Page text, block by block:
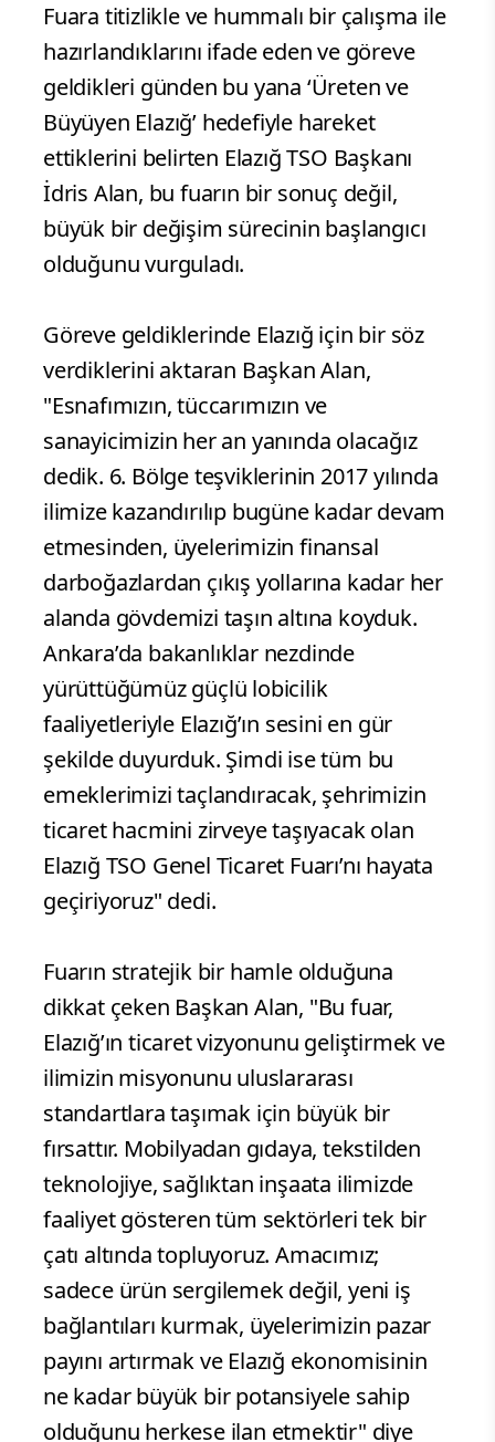
Fuara titizlikle ve hummalı bir çalışma ile
hazırlandıklarını ifade eden ve göreve
geldikleri günden bu yana ‘Üreten ve
Büyüyen Elazığ’ hedefiyle hareket
ettiklerini belirten Elazığ TSO Başkanı
İdris Alan, bu fuarın bir sonuç değil,
büyük bir değişim sürecinin başlangıcı
olduğunu vurguladı.
Göreve geldiklerinde Elazığ için bir söz
verdiklerini aktaran Başkan Alan,
"Esnafımızın, tüccarımızın ve
sanayicimizin her an yanında olacağız
dedik. 6. Bölge teşviklerinin 2017 yılında
ilimize kazandırılıp bugüne kadar devam
etmesinden, üyelerimizin finansal
darboğazlardan çıkış yollarına kadar her
alanda gövdemizi taşın altına koyduk.
Ankara’da bakanlıklar nezdinde
yürüttüğümüz güçlü lobicilik
faaliyetleriyle Elazığ’ın sesini en gür
şekilde duyurduk. Şimdi ise tüm bu
emeklerimizi taçlandıracak, şehrimizin
ticaret hacmini zirveye taşıyacak olan
Elazığ TSO Genel Ticaret Fuarı’nı hayata
geçiriyoruz" dedi.
Fuarın stratejik bir hamle olduğuna
dikkat çeken Başkan Alan, "Bu fuar,
Elazığ’ın ticaret vizyonunu geliştirmek ve
ilimizin misyonunu uluslararası
standartlara taşımak için büyük bir
fırsattır. Mobilyadan gıdaya, tekstilden
teknolojiye, sağlıktan inşaata ilimizde
faaliyet gösteren tüm sektörleri tek bir
çatı altında topluyoruz. Amacımız;
sadece ürün sergilemek değil, yeni iş
bağlantıları kurmak, üyelerimizin pazar
payını artırmak ve Elazığ ekonomisinin
ne kadar büyük bir potansiyele sahip
olduğunu herkese ilan etmektir" diye